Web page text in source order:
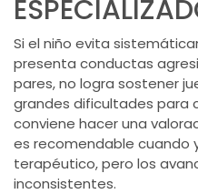
Si el niño evita
presenta conductas
pares, no logra sostener
grandes dificultades para
conviene hacer una
es recomendable cuando
terapéutico, pero los
inconsistentes.